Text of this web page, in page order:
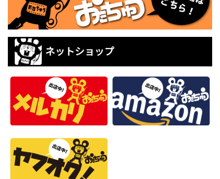
ネットショップ